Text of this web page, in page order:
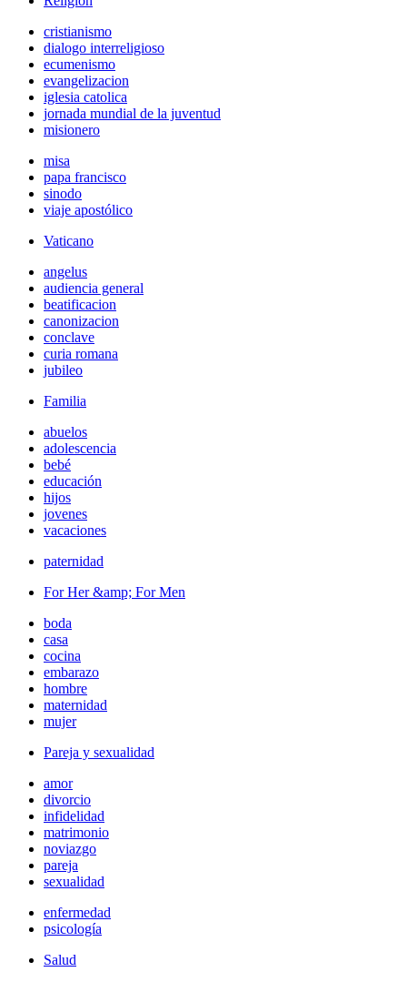
cristianismo
dialogo interreligioso
ecumenismo
evangelizacion
iglesia catolica
jornada mundial de la juventud
misionero
misa
papa francisco
sinodo
viaje apostólico
Vaticano
angelus
audiencia general
beatificacion
canonizacion
conclave
curia romana
jubileo
Familia
abuelos
adolescencia
bebé
educación
hijos
jovenes
vacaciones
paternidad
For Her &amp; For Men
boda
casa
cocina
embarazo
hombre
maternidad
mujer
Pareja y sexualidad
amor
divorcio
infidelidad
matrimonio
noviazgo
pareja
sexualidad
enfermedad
psicología
Salud